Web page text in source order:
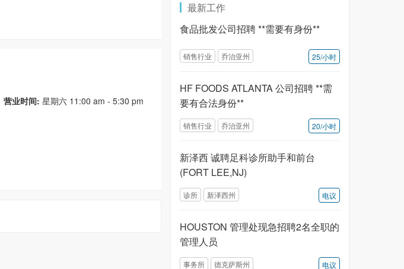
营业时间: 星期六 11:00 am - 5:30 pm
最新工作
食品批发公司招聘 **需要有身份**
25/小时
销售行业 乔治亚州
HF FOODS ATLANTA 公司招聘 **需
要有合法身份**
20/小时
销售行业 乔治亚州
新泽西 诚聘足科诊所助手和前台
(FORT LEE,NJ)
电议
诊所 新泽西州
HOUSTON 管理处现急招聘2名全职的
管理人员
电议
事务所 德克萨斯州